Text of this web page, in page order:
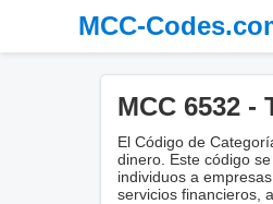
MCC-
MCC 6532 -
El Código de
dinero. Este código
individuos a
servicios financieros,